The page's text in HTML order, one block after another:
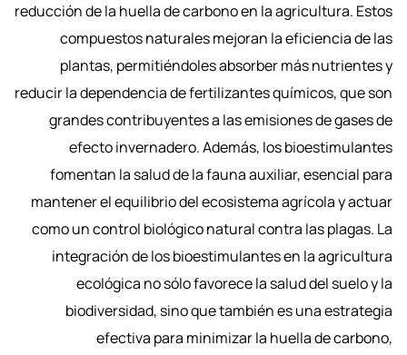
reducción de la huella de carbono en la agricultura. Estos
compuestos naturales mejoran la eficiencia de las
plantas, permitiéndoles absorber más nutrientes y
reducir la dependencia de fertilizantes químicos, que son
grandes contribuyentes a las emisiones de gases de
efecto invernadero. Además, los bioestimulantes
fomentan la salud de la fauna auxiliar, esencial para
mantener el equilibrio del ecosistema agrícola y actuar
como un control biológico natural contra las plagas. La
integración de los bioestimulantes en la agricultura
ecológica no sólo favorece la salud del suelo y la
biodiversidad, sino que también es una estrategia
efectiva para minimizar la huella de carbono,